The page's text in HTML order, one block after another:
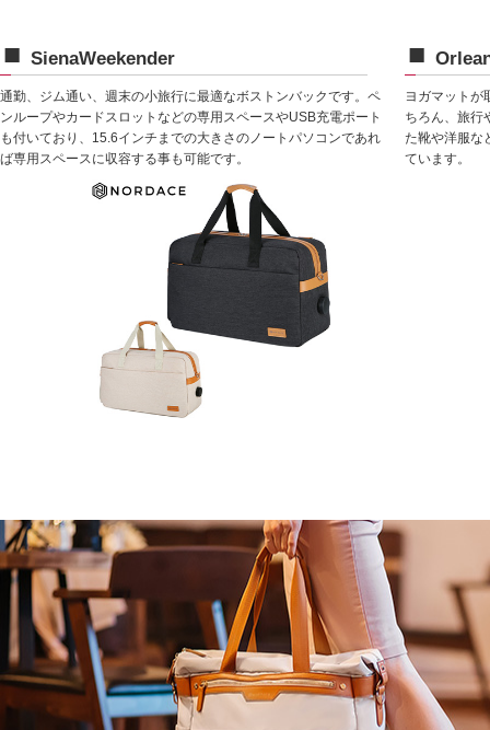
SienaWeekender
通勤、ジム通い、週末の小旅行に最適なボストンバックです。ペ
ンループやカードスロットなどの専用スペースやUSB充電ポート
も付いており、15.6インチまでの大きさのノートパソコンであれ
ば専用スペースに収容する事も可能です。
ヨガマットが
ちろん、旅行
た靴や洋服な
ています。